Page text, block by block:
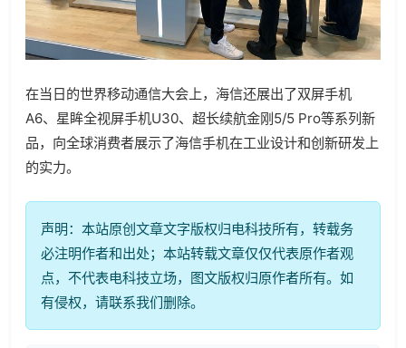
在当日的世界移动通信大会上，海信还展出了双屏手机
A6、星眸全视屏手机U30、超长续航金刚5/5 Pro等系列新
品，向全球消费者展示了海信手机在工业设计和创新研发上
的实力。
声明：本站原创文章文字版权归电科技所有，转载务
必注明作者和出处；本站转载文章仅仅代表原作者观
点，不代表电科技立场，图文版权归原作者所有。如
有侵权，请联系我们删除。